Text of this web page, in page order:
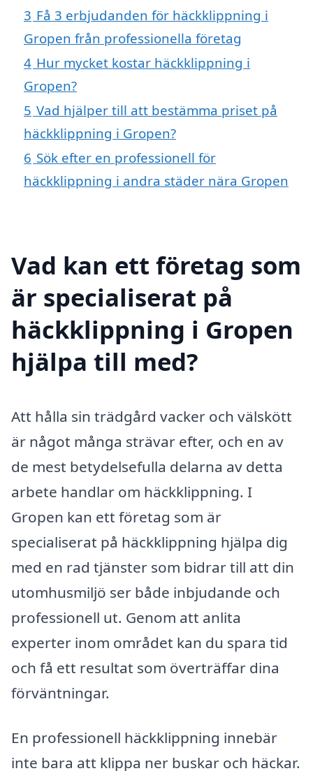
3 Få 3 erbjudanden för häckklippning i
Gropen från professionella företag
4 Hur mycket kostar häckklippning i
Gropen?
5 Vad hjälper till att bestämma priset på
häckklippning i Gropen?
6 Sök efter en professionell för
häckklippning i andra städer nära Gropen
Vad kan ett företag som
är specialiserat på
häckklippning i Gropen
hjälpa till med?
Att hålla sin trädgård vacker och välskött
är något många strävar efter, och en av
de mest betydelsefulla delarna av detta
arbete handlar om häckklippning. I
Gropen kan ett företag som är
specialiserat på häckklippning hjälpa dig
med en rad tjänster som bidrar till att din
utomhusmiljö ser både inbjudande och
professionell ut. Genom att anlita
experter inom området kan du spara tid
och få ett resultat som överträffar dina
förväntningar.
En professionell häckklippning innebär
inte bara att klippa ner buskar och häckar.